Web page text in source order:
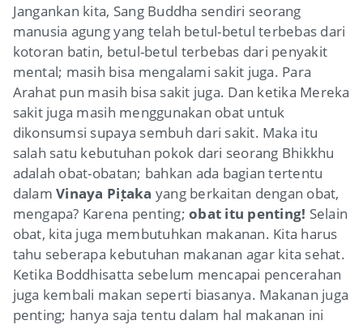
Jangankan kita, Sang Buddha sendiri seorang
manusia agung yang telah betul-betul terbebas dari
kotoran batin, betul-betul terbebas dari penyakit
mental; masih bisa mengalami sakit juga. Para
Arahat pun masih bisa sakit juga. Dan ketika Mereka
sakit juga masih menggunakan obat untuk
dikonsumsi supaya sembuh dari sakit. Maka itu
salah satu kebutuhan pokok dari seorang Bhikkhu
adalah obat-obatan; bahkan ada bagian tertentu
dalamVinaya Piṭaka yang berkaitan dengan obat,
mengapa? Karena penting;obat itu penting! Selain
obat, kita juga membutuhkan makanan. Kita harus
tahu seberapa kebutuhan makanan agar kita sehat.
Ketika Boddhisatta sebelum mencapai pencerahan
juga kembali makan seperti biasanya. Makanan juga
penting; hanya saja tentu dalam hal makanan ini